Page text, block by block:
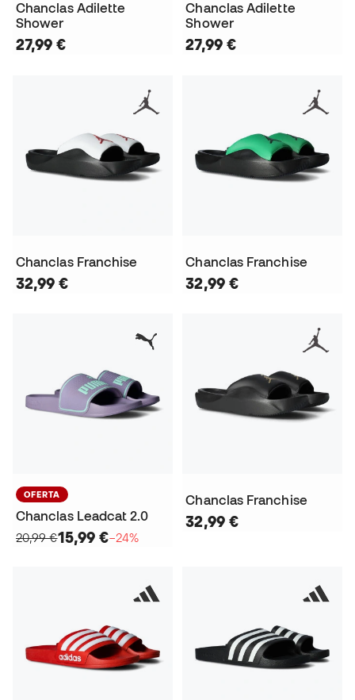
Chanclas Adilette
Shower
27,99 €
Chanclas Adilette
Shower
27,99 €
Chanclas Franchise
32,99 €
Chanclas Franchise
32,99 €
OFERTA
Chanclas Leadcat 2.0
20,99 €15,99 €−24%
Chanclas Franchise
32,99 €